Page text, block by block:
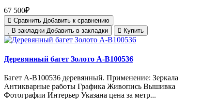
67 500₽
Сравнить Добавить к сравнению
В закладки Добавить в закладки Купить
Деревянный багет Золото А-В100536
Багет А-В100536 деревянный. Применение: Зеркала
Антикварные работы Графика Живопись Вышивка
Фотографии Интерьер Указана цена за метр...